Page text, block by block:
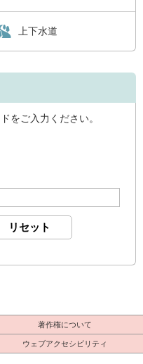
上下水道
をご入力ください。
著作権について
ウェブアクセシビリティ